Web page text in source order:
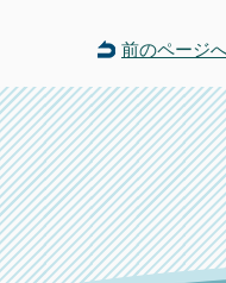
前のページ